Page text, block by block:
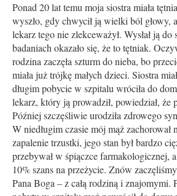
Ponad 20 lat temu moja siostra miała
wyszło, gdy chwycił ją wielki ból głowy,
lekarz tego nie zlekceważył. Wysłał ją
badaniach okazało się, że to tętniak.
rodzina zaczęła szturm do nieba, bo
miała już trójkę małych dzieci. Siostra
długim pobycie w szpitalu wróciła do
lekarz, który ją prowadził, powiedział, że
Później szczęśliwie urodziła zdrowego
W niedługim czasie mój mąż zachorował
zapalenie trzustki, jego stan był bardzo
przebywał w śpiączce farmakologicznej,
10% szans na przeżycie. Znów
Pana Boga – z całą rodziną i znajomymi.